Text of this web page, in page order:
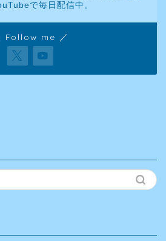
で毎日配信中。
Follow me ／